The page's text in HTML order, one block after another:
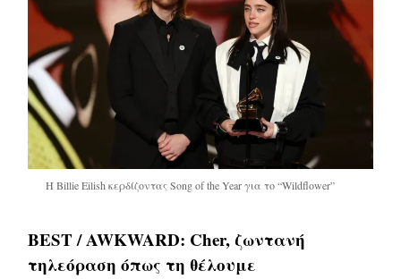
Η Billie Eilish κερδίζοντας Song of the Year για το “Wildflower”
BEST / AWKWARD: Cher, ζωντανή
τηλεόραση όπως τη θέλουμε